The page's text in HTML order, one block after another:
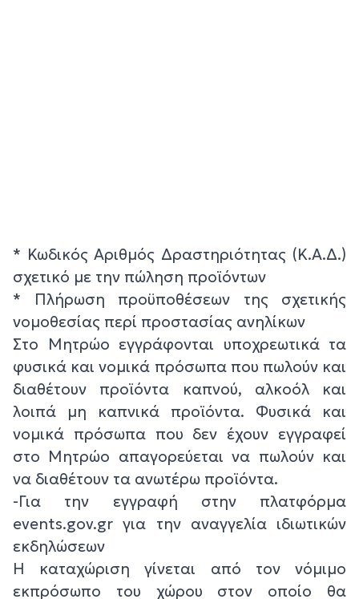
* Κωδικός Αριθμός Δραστηριότητας (Κ.Α.Δ.)
σχετικό με την πώληση προϊόντων
* Πλήρωση προϋποθέσεων της σχετικής
νομοθεσίας περί προστασίας ανηλίκων
Στο Μητρώο εγγράφονται υποχρεωτικά τα
φυσικά και νομικά πρόσωπα που πωλούν και
διαθέτουν προϊόντα καπνού, αλκοόλ και
λοιπά μη καπνικά προϊόντα. Φυσικά και
νομικά πρόσωπα που δεν έχουν εγγραφεί
στο Μητρώο απαγορεύεται να πωλούν και
να διαθέτουν τα ανωτέρω προϊόντα.
-Για την εγγραφή στην πλατφόρμα
events.gov.gr για την αναγγελία ιδιωτικών
εκδηλώσεων
Η καταχώριση γίνεται από τον νόμιμο
εκπρόσωπο του χώρου στον οποίο θα